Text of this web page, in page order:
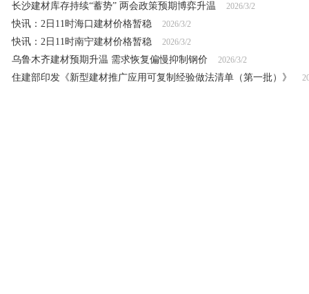
长沙建材库存持续“蓄势” 两会政策预期博弈升温 2026/3/2
快讯：2日11时海口建材价格暂稳 2026/3/2
快讯：2日11时南宁建材价格暂稳 2026/3/2
乌鲁木齐建材预期升温 需求恢复偏慢抑制钢价 2026/3/2
住建部印发《新型建材推广应用可复制经验做法清单（第一批）》